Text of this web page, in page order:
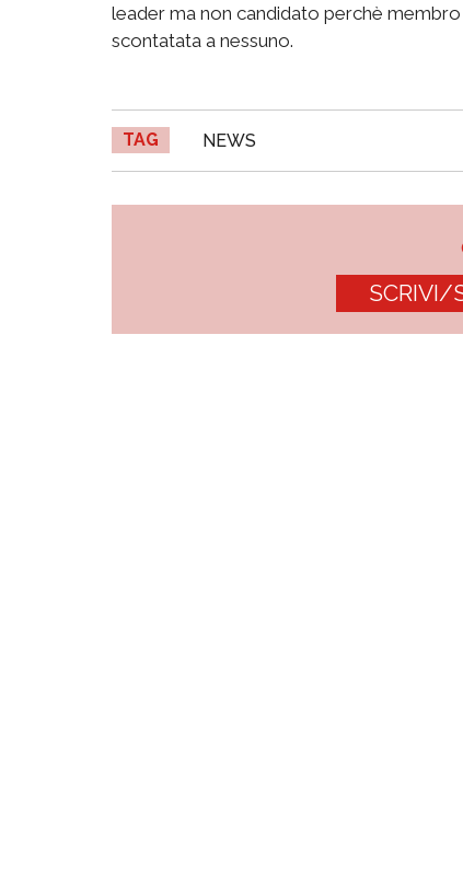
leader ma non candidato perchè
scontatata a nessuno.
TAG NEWS
SCRIVI/